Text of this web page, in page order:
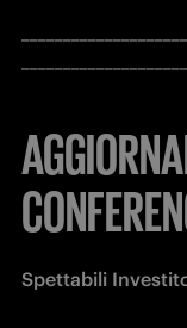
Spettabili